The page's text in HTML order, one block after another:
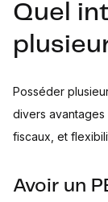
Quel
Posséder
divers
fiscaux, et
Avoir un